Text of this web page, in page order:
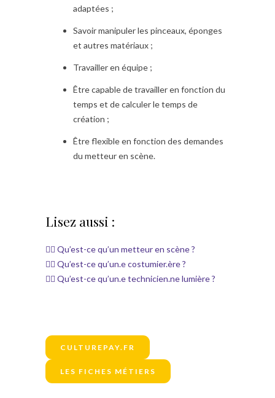
adaptées ;
Savoir manipuler les pinceaux, éponges
et autres matériaux ;
Travailler en équipe ;
Être capable de travailler en fonction du
temps et de calculer le temps de
création ;
Être flexible en fonction des demandes
du metteur en scène.
Lisez aussi :
👉🏼 Qu’est-ce qu’un metteur en scène ?
👉🏼 Qu’est-ce qu’un.e costumier.ère ?
👉🏼 Qu’est-ce qu’un.e technicien.ne lumière ?
CULTUREPAY.FR
LES FICHES MÉTIERS